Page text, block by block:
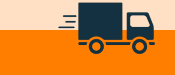
👍 네, 도움 됐어요 👎 아뇨, 아쉬워요